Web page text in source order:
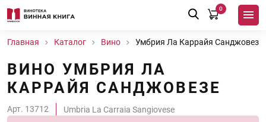
0
Главная Каталог Вино Умбрия Ла Каррайя Санджовезе
ВИНО УМБРИЯ ЛА
КАРРАЙЯ САНДЖОВЕЗЕ
Арт. 13712
Umbria La Carraia Sangiovese